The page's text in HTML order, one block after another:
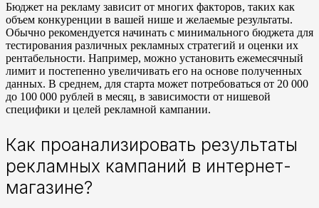
Бюджет на рекламу зависит от многих факторов, таких как
объем конкуренции в вашей нише и желаемые результаты.
Обычно рекомендуется начинать с минимального бюджета для
тестирования различных рекламных стратегий и оценки их
рентабельности. Например, можно установить ежемесячный
лимит и постепенно увеличивать его на основе полученных
данных. В среднем, для старта может потребоваться от 20 000
до 100 000 рублей в месяц, в зависимости от нишевой
специфики и целей рекламной кампании.
Как проанализировать результаты
рекламных кампаний в интернет-
магазине?